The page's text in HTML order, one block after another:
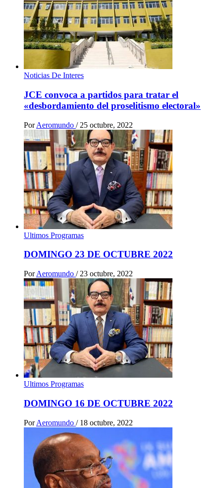
Noticias De Interes
JCE convoca a partidos para tratar el
«desbordamiento del proselitismo electoral»
Por Aeromundo / 25 octubre, 2022
Ultimos Programas
DOMINGO 23 DE OCTUBRE 2022
Por Aeromundo / 23 octubre, 2022
Ultimos Programas
DOMINGO 16 DE OCTUBRE 2022
Por Aeromundo / 18 octubre, 2022